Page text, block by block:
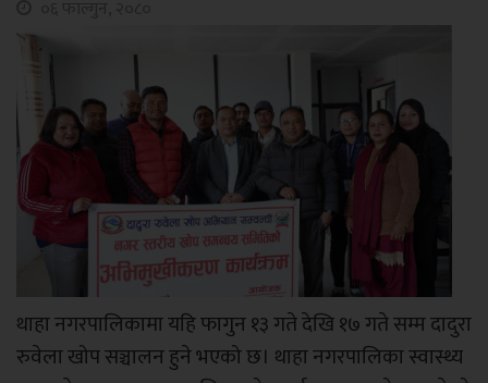
थाहा नगरपालिकामा यहि फागुन १३ गते देखि १७ गते सम्म दादुरा
रुवेला खोप सञ्चालन हुने भएको छ। थाहा नगरपालिका स्वास्थ्य